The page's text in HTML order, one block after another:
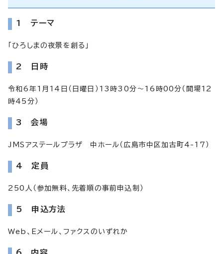
1 テーマ
「ひろしまの夜景を創る」
2 日時
令和6年1月14日（日曜日）13時30分～16時00分（開場12
時45分）
3 会場
JMSアステールプラザ 中ホール（広島市中区加古町4-17）
4 定員
250人（参加無料、先着順の事前申込制）
5 申込方法
Web、Eメール、ファクスのいずれか
6 内容